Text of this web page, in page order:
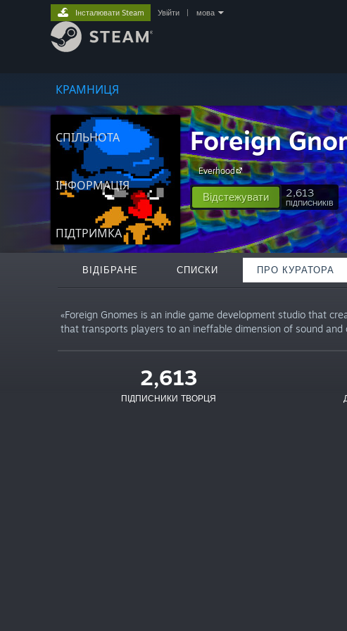
КРАМНИЦЯ
СПІЛЬНОТА
ІНФОРМАЦІЯ
ПІДТРИМКА
Інсталювати Steam Увійти мова
Foreign
Everhood
Відстежувати 2,613
ПІДПИСНИКІВ
ВІДІБРАНЕ СПИСКИ ПРО КУРАТОРА
«Foreign Gnomes is an indie game development studio that
that transports players to an ineffable dimension of sound and
2,613
ПІДПИСНИКИ ТВОРЦЯ